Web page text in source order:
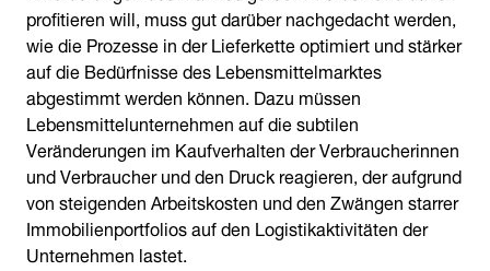
profitieren will, muss gut darüber nachgedacht werden,
wie die Prozesse in der Lieferkette optimiert und stärker
auf die Bedürfnisse des Lebensmittelmarktes
abgestimmt werden können. Dazu müssen
Lebensmittelunternehmen auf die subtilen
Veränderungen im Kaufverhalten der Verbraucherinnen
und Verbraucher und den Druck reagieren, der aufgrund
von steigenden Arbeitskosten und den Zwängen starrer
Immobilienportfolios auf den Logistikaktivitäten der
Unternehmen lastet.